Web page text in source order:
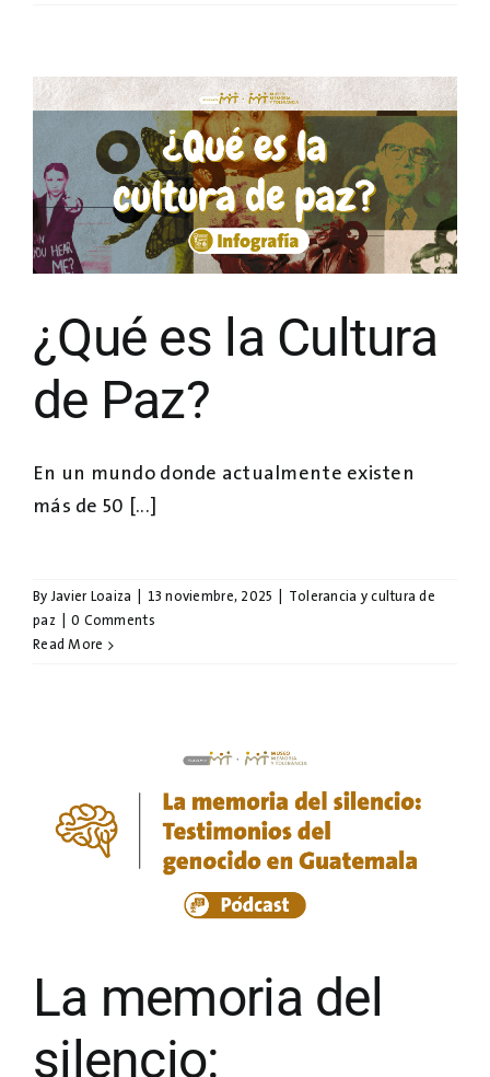
¿Qué es la Cultura
de Paz?
En un mundo donde actualmente existen
más de 50 [...]
ByJavier Loaiza 13 noviembre, 2025
Tolerancia y cultura de
paz
0 Comments
Read More
La memoria del
silencio: